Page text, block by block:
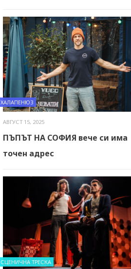
ХАЛАПЕНЮЗ
АВГУСТ 15, 2025
ПЪПЪТ НА СОФИЯ вече си има
точен адрес
СЦЕНИЧНА ТРЕСКА